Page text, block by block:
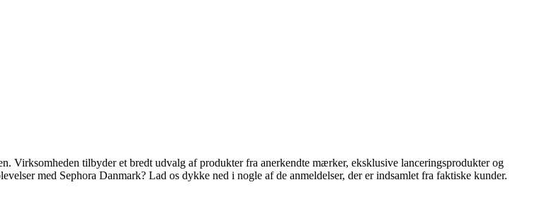
Virksomheden tilbyder et bredt udvalg af produkter fra anerkendte mærker, eksklusive lanceringsprodukter og
med Sephora Danmark? Lad os dykke ned i nogle af de anmeldelser, der er indsamlet fra faktiske kunder.